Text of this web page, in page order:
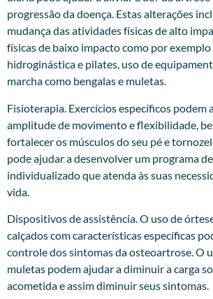
progressão da doença. Estas alterações
mudança das atividades físicas de alto
físicas de baixo impacto como por
hidroginástica e pilates, uso de
marcha como bengalas e muletas.
Fisioterapia. Exercícios específicos podem
amplitude de movimento e flexibilidade,
fortalecer os músculos do seu pé e
pode ajudar a desenvolver um programa
individualizado que atenda às suas
vida.
Dispositivos de assistência. O uso de
calçados com características específicas
controle dos sintomas da osteoartrose. O
muletas podem ajudar a diminuir a carga
acometida e assim diminuir seus sintomas.